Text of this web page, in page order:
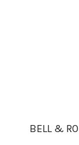
BELL &